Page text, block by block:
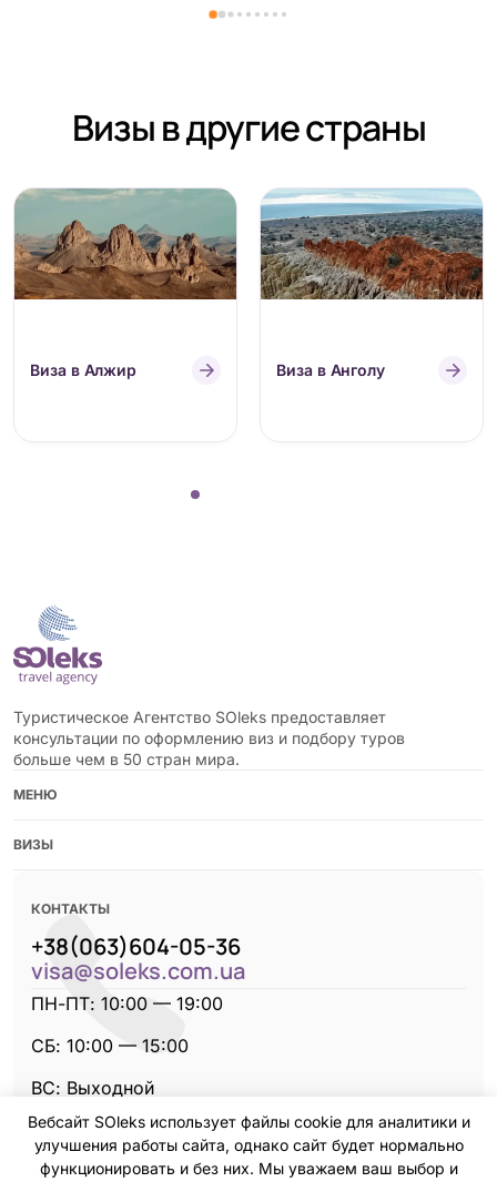
Визы в другие страны
Виза в Алжир Виза в Анголу
Туристическое Агентство SOleks предоставляет
консультации по оформлению виз и подбору туров
больше чем в 50 стран мира.
МЕНЮ
ВИЗЫ
КОНТАКТЫ
+38(063)604-05-36
visa@soleks.com.ua
ПН-ПТ: 10:00 — 19:00
CБ: 10:00 — 15:00
ВС: Выходной
Вебсайт SOleks использует файлы cookie для аналитики и
улучшения работы сайта, однако сайт будет нормально
функционировать и без них. Мы уважаем ваш выбор и